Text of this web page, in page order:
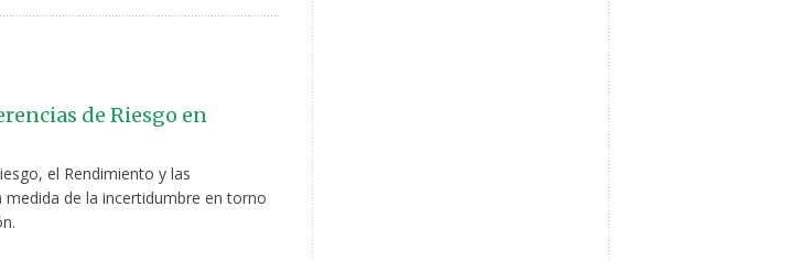
de Riesgo en
el Rendimiento y las
medida de la incertidumbre en torno